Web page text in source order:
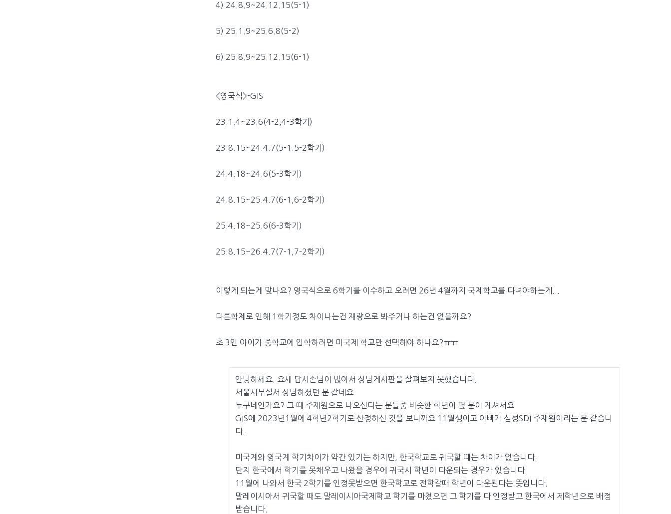
4) 24.8.9~24.12.15(5-1)
5) 25.1.9~25.6.8(5-2)
6) 25.8.9~25.12.15(6-1)
<영국식>-GIS
23.1.4~23.6(4-2,4-3학기)
23.8.15~24.4.7(5-1.5-2학기)
24.4.18~24.6(5-3학기)
24.8.15~25.4.7(6-1,6-2학기)
25.4.18~25.6(6-3학기)
25.8.15~26.4.7(7-1,7-2학기)
이렇게 되는게 맞나요? 영국식으로 6학기를 이수하고 오려면 26년 4월까지 국제학교를 다녀야하는게...
다른학제로 인해 1학기정도 차이나는건 재량으로 봐주거나 하는건 없을까요?
초 3인 아이가 중학교에 입학하려면 미국제 학교만 선택해야 하나요?ㅠㅠ
안녕하세요. 요새 답사손님이 많아서 상담게시판을 살펴보지 못했습니다.
서울사무실서 상담하셨던 분 같네요
누구네인가요? 그 때 주재원으로 나오신다는 분들중 비슷한 학년이 몇 분이 계셔서요
GIS에 2023년1월에 4학년2학기로 산정하신 것을 보니까요 11월생이고 아빠가 심성SDI 주재원이라는 분 같습니
다.
미국계와 영국계 학기차이가 약간 있기는 하지만, 한국학교로 귀국할 때는 차이가 없습니다.
단지 한국에서 학기를 못채우고 나왔을 경우에 귀국시 학년이 다운되는 경우가 있습니다.
11월에 나와서 한국 2학기를 인정못받으면 한국학교로 전학갈때 학년이 다운된다는 뜻입니다.
말레이시아서 귀국할 때도 말레이시아국제학교 학기를 마쳤으면 그 학기를 다 인정받고 한국에서 제학년으로 배정
받습니다.